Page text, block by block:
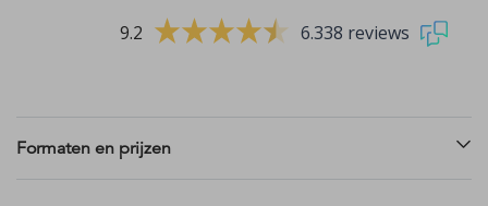
9.2 6.338 reviews
Formaten en prijzen